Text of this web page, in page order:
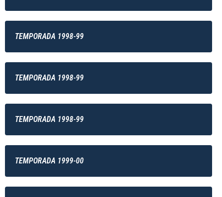
TEMPORADA 1998-99
TEMPORADA 1998-99
TEMPORADA 1998-99
TEMPORADA 1999-00